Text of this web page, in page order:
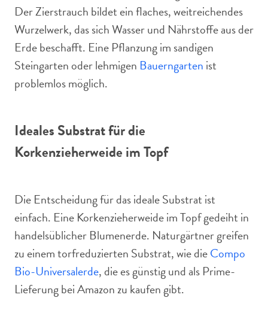
Der Zierstrauch bildet ein flaches, weitreichendes
Wurzelwerk, das sich Wasser und Nährstoffe aus der
Erde beschafft. Eine Pflanzung im sandigen
Steingarten oder lehmigen Bauerngarten ist
problemlos möglich.
Ideales Substrat für die
Korkenzieherweide im Topf
Die Entscheidung für das ideale Substrat ist
einfach. Eine Korkenzieherweide im Topf gedeiht in
handelsüblicher Blumenerde. Naturgärtner greifen
zu einem torfreduzierten Substrat, wie dieCompo
Bio-Universalerde, die es günstig und als Prime-
Lieferung bei Amazon zu kaufen gibt.